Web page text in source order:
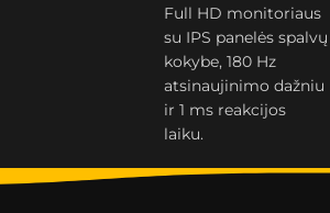
Full HD monitoriaus
su IPS panelės spalvų
kokybe, 180 Hz
atsinaujinimo dažniu
ir 1 ms reakcijos
laiku.